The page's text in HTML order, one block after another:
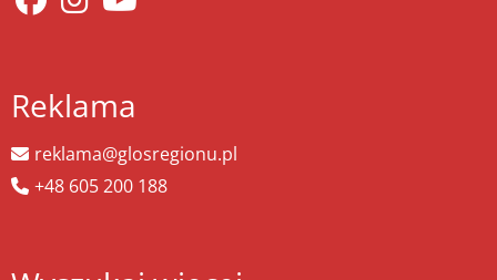
Reklama
reklama@glosregionu.pl
+48 605 200 188